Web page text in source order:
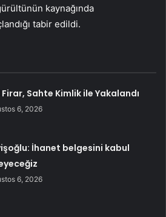
kaynağında
tabir edildi.
Firar, Sahte Kimlik ile Yakalandı
6, 2026
İhanet belgesini kabul
6, 2026